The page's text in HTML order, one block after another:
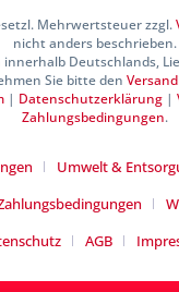
Mehrwertsteuer zzgl.
nicht anders beschrieben.
Deutschlands,
Sie bitte den
| Datenschutzerklärung |
Zahlungsbedingungen.
Umwelt &
AGB